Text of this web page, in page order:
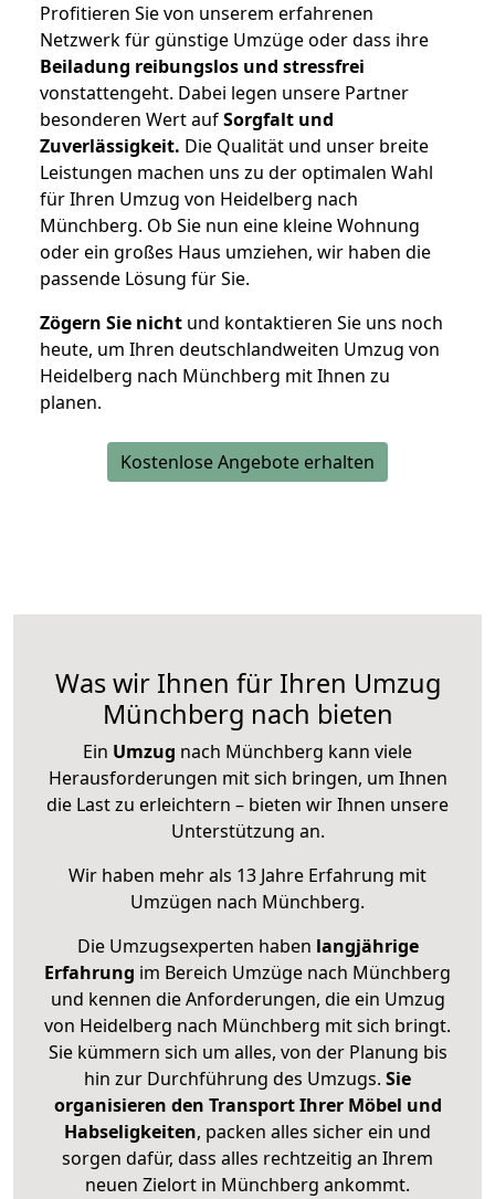
Profitieren Sie von unserem erfahrenen
Netzwerk für günstige Umzüge oder dass ihre
Beiladung reibungslos und stressfrei
vonstattengeht. Dabei legen unsere Partner
besonderen Wert aufSorgfalt und
Zuverlässigkeit. Die Qualität und unser breite
Leistungen machen uns zu der optimalen Wahl
für Ihren Umzug von Heidelberg nach
Münchberg. Ob Sie nun eine kleine Wohnung
oder ein großes Haus umziehen, wir haben die
passende Lösung für Sie.
Zögern Sie nicht und kontaktieren Sie uns noch
heute, um Ihren deutschlandweiten Umzug von
Heidelberg nach Münchberg mit Ihnen zu
planen.
Kostenlose Angebote erhalten
Was wir Ihnen für Ihren Umzug
Münchberg nach bieten
Ein Umzug nach Münchberg kann viele
Herausforderungen mit sich bringen, um Ihnen
die Last zu erleichtern – bieten wir Ihnen unsere
Unterstützung an.
Wir haben mehr als 13 Jahre Erfahrung mit
Umzügen nach Münchberg.
Die Umzugsexperten haben langjährige
Erfahrung im Bereich Umzüge nach Münchberg
und kennen die Anforderungen, die ein Umzug
von Heidelberg nach Münchberg mit sich bringt.
Sie kümmern sich um alles, von der Planung bis
hin zur Durchführung des Umzugs. Sie
organisieren den Transport Ihrer Möbel und
Habseligkeiten, packen alles sicher ein und
sorgen dafür, dass alles rechtzeitig an Ihrem
neuen Zielort in Münchberg ankommt.